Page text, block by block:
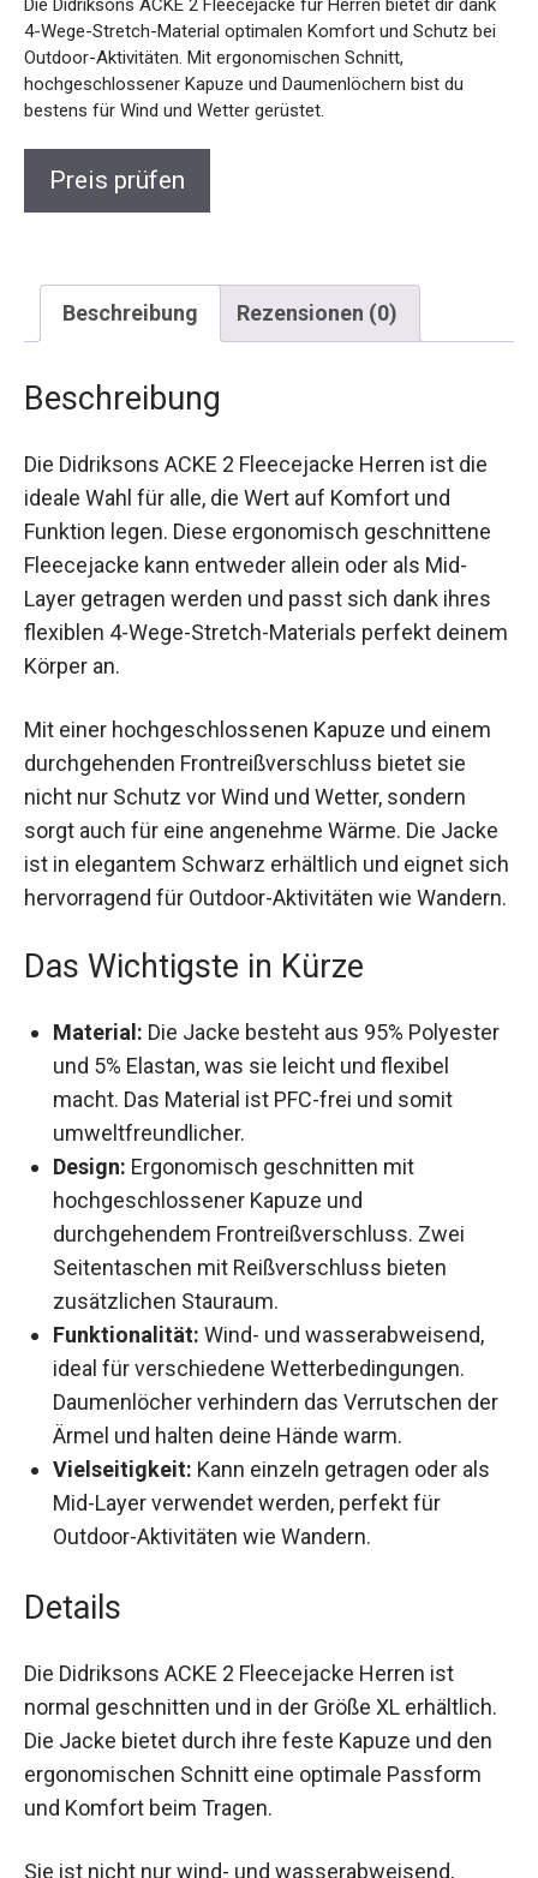
4-Wege-Stretch-Material optimalen Komfort und Schutz bei
Outdoor-Aktivitäten. Mit ergonomischen Schnitt,
hochgeschlossener Kapuze und Daumenlöchern bist du
bestens für Wind und Wetter gerüstet.
Beschreibung Rezensionen (0)
Beschreibung
ideale Wahl für alle, die Wert auf Komfort und
Funktion legen. Diese ergonomisch geschnittene
Fleecejacke kann entweder allein oder als Mid-
Layer getragen werden und passt sich dank ihres
flexiblen 4-Wege-Stretch-Materials perfekt
deinem Körper an.
durchgehenden Frontreißverschluss bietet sie
nicht nur Schutz vor Wind und Wetter, sondern
sorgt auch für eine angenehme Wärme. Die
Jacke ist in elegantem Schwarz erhältlich und
eignet sich hervorragend für Outdoor-Aktivitäten
wie Wandern.
Das Wichtigste in Kürze
Material: Die Jacke besteht aus 95%
Polyester und 5% Elastan, was sie leicht und
flexibel macht. Das Material ist PFC-frei und
somit umweltfreundlicher.
Design: Ergonomisch geschnitten mit
hochgeschlossener Kapuze und
durchgehendem Frontreißverschluss. Zwei
Seitentaschen mit Reißverschluss bieten
zusätzlichen Stauraum.
Funktionalität: Wind- und wasserabweisend,
ideal für verschiedene Wetterbedingungen.
Daumenlöcher verhindern das Verrutschen
der Ärmel und halten deine Hände warm.
Vielseitigkeit: Kann einzeln getragen oder als
Mid-Layer verwendet werden, perfekt für
Outdoor-Aktivitäten wie Wandern.
Details
Die Didriksons ACKE 2 Fleecejacke Herren ist
normal geschnitten und in der Größe XL
erhältlich. Die Jacke bietet durch ihre feste
Kapuze und den ergonomischen Schnitt eine
optimale Passform und Komfort beim Tragen.